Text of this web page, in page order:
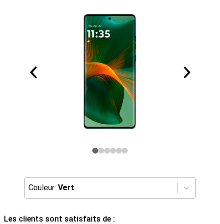
Couleur: Vert
Les clients sont satisfaits de :